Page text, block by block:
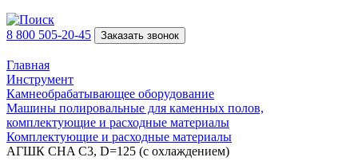
8 800 505-20-45 Заказать звонок
Главная
Инструмент
Камнеобрабатывающее оборудование
Машины полировальные для каменных полов,
комплектующие и расходные материалы
Комплектующие и расходные материалы
АГШК CHA C3, D=125 (с охлаждением)